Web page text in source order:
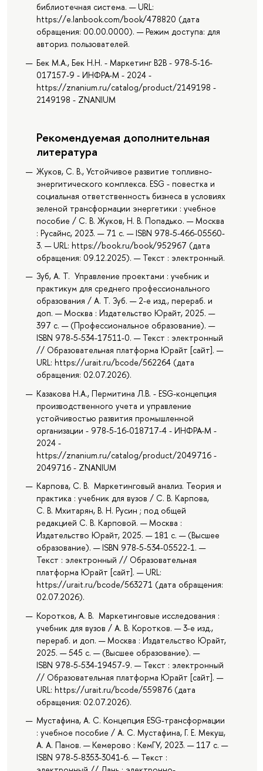
библиотечная система. — URL:
https://e.lanbook.com/book/478820 (дата
обращения: 00.00.0000). — Режим доступа: для
авториз. пользователей.
Бек М.А., Бек Н.Н. - Маркетинг В2В - 978-5-16-
017157-9 - ИНФРА-М - 2024 -
https://znanium.ru/catalog/product/2149198 -
2149198 - ZNANIUM
Рекомендуемая дополнительная
литература
Жуков, С. В., Устойчивое развитие топливно-
энергитического комплекса. ESG - повестка и
социальная ответственность бизнеса в условиях
зеленой трансформации энергетики : учебное
пособие / С. В. Жуков, Н. В. Попадько. — Москва
: Русайнс, 2023. — 71 с. — ISBN 978-5-466-05560-
3. — URL: https://book.ru/book/952967 (дата
обращения: 09.12.2025). — Текст : электронный.
Зуб, А. Т. Управление проектами : учебник и
практикум для среднего профессионального
образования / А. Т. Зуб. — 2-е изд., перераб. и
доп. — Москва : Издательство Юрайт, 2025. —
397 с. — (Профессиональное образование). —
ISBN 978-5-534-17511-0. — Текст : электронный
// Образовательная платформа Юрайт [сайт]. —
URL: https://urait.ru/bcode/562264 (дата
обращения: 02.07.2026).
Казакова Н.А., Пермитина Л.В. - ESG-концепция
производственного учета и управление
устойчивостью развития промышленной
организации - 978-5-16-018717-4 - ИНФРА-М -
2024 -
https://znanium.ru/catalog/product/2049716 -
2049716 - ZNANIUM
Карпова, С. В. Маркетинговый анализ. Теория и
практика : учебник для вузов / С. В. Карпова,
С. В. Мхитарян, В. Н. Русин ; под общей
редакцией С. В. Карповой. — Москва :
Издательство Юрайт, 2025. — 181 с. — (Высшее
образование). — ISBN 978-5-534-05522-1. —
Текст : электронный // Образовательная
платформа Юрайт [сайт]. — URL:
https://urait.ru/bcode/563271 (дата обращения:
02.07.2026).
Коротков, А. В. Маркетинговые исследования :
учебник для вузов / А. В. Коротков. — 3-е изд.,
перераб. и доп. — Москва : Издательство Юрайт,
2025. — 545 с. — (Высшее образование). —
ISBN 978-5-534-19457-9. — Текст : электронный
// Образовательная платформа Юрайт [сайт]. —
URL: https://urait.ru/bcode/559876 (дата
обращения: 02.07.2026).
Мустафина, А. С. Концепция ESG-трансформации
: учебное пособие / А. С. Мустафина, Г. Е. Мекуш,
А. А. Панов. — Кемерово : КемГУ, 2023. — 117 с. —
ISBN 978-5-8353-3041-6. — Текст :